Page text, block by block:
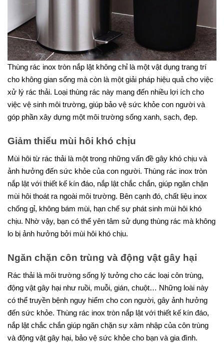
Thùng rác inox tròn nắp lật không chỉ là một vật dụng trang trí
cho không gian sống mà còn là một giải pháp hiệu quả cho việc
xử lý rác thải. Loại thùng rác này mang đến nhiều lợi ích cho
việc vệ sinh môi trường, giúp bảo vệ sức khỏe con người và
góp phần xây dựng một môi trường sống xanh, sạch, đẹp.
Giảm thiểu mùi hôi khó chịu
Mùi hôi từ rác thải là một trong những vấn đề gây khó chịu và
ảnh hưởng đến sức khỏe của con người. Thùng rác inox tròn
nắp lật với thiết kế kín đáo, nắp lật chắc chắn, giúp ngăn chặn
mùi hôi thoát ra ngoài môi trường. Bên cạnh đó, chất liệu inox
chống gỉ, không bám mùi, hạn chế sự phát sinh mùi hôi khó
chịu. Nhờ vậy, bạn có thể yên tâm sử dụng thùng rác mà không
lo bị ảnh hưởng bởi mùi hôi khó chịu.
Ngăn chặn côn trùng và động vật gây hại
Rác thải là môi trường sống lý tưởng cho các loại côn trùng,
động vật gây hại như ruồi, muỗi, gián, chuột… Những loài này
có thể truyền bệnh nguy hiểm cho con người, gây ảnh hưởng
đến sức khỏe. Thùng rác inox tròn nắp lật với thiết kế kín đáo,
nắp lật chắc chắn giúp ngăn chặn sự xâm nhập của côn trùng
và động vật gây hại, bảo vệ sức khỏe cho bạn và gia đình.